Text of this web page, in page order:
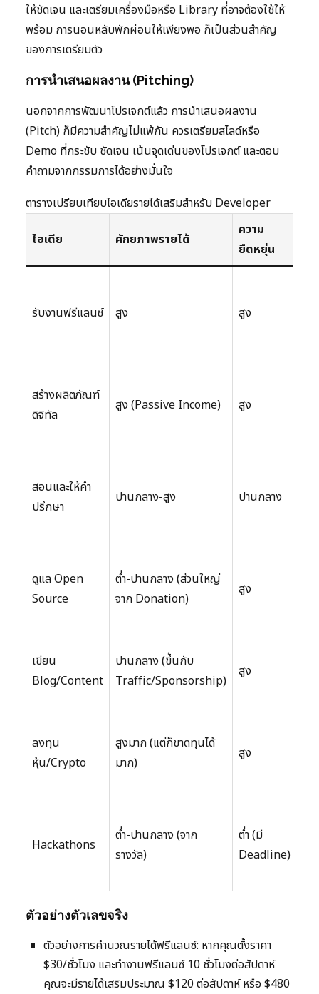
ให้ชัดเจน และเตรียมเครื่องมือหรือ Library ที่อาจต้องใช้ให้
พร้อม การนอนหลับพักผ่อนให้เพียงพอ ก็เป็นส่วนสำคัญ
ของการเตรียมตัว
การนำเสนอผลงาน (Pitching)
นอกจากการพัฒนาโปรเจกต์แล้ว การนำเสนอผลงาน
(Pitch) ก็มีความสำคัญไม่แพ้กัน ควรเตรียมสไลด์หรือ
Demo ที่กระชับ ชัดเจน เน้นจุดเด่นของโปรเจกต์ และตอบ
คำถามจากกรรมการได้อย่างมั่นใจ
ตารางเปรียบเทียบไอเดียรายได้เสริมสำหรับ Developer
ไอเดีย ศักยภาพรายได้
ความ
ยืดหยุ่น
รับงานฟรีแลนซ์ สูง สูง
สร้างผลิตภัณฑ์
ดิจิทัล
สูง (Passive Income) สูง
สอนและให้คำ
ปรึกษา
ปานกลาง-สูง ปานกลาง
ดูแล Open
Source
ต่ำ-ปานกลาง (ส่วนใหญ่
จาก Donation)
สูง
เขียน
Blog/Content
ปานกลาง (ขึ้นกับ
Traffic/Sponsorship)
สูง
ลงทุน
หุ้น/Crypto
สูงมาก (แต่ก็ขาดทุนได้
มาก)
สูง
Hackathons
ต่ำ-ปานกลาง (จาก
รางวัล)
ต่ำ (มี
Deadline)
ตัวอย่างตัวเลขจริง
ตัวอย่างการคำนวณรายได้ฟรีแลนซ์: หากคุณตั้งราคา
$30/ชั่วโมง และทำงานฟรีแลนซ์ 10 ชั่วโมงต่อสัปดาห์
คุณจะมีรายได้เสริมประมาณ $120 ต่อสัปดาห์ หรือ $480